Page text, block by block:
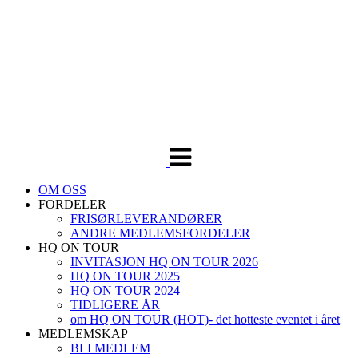
OM OSS
FORDELER
FRISØRLEVERANDØRER
ANDRE MEDLEMSFORDELER
HQ ON TOUR
INVITASJON HQ ON TOUR 2026
HQ ON TOUR 2025
HQ ON TOUR 2024
TIDLIGERE ÅR
om HQ ON TOUR (HOT)- det hotteste eventet i året
MEDLEMSKAP
BLI MEDLEM